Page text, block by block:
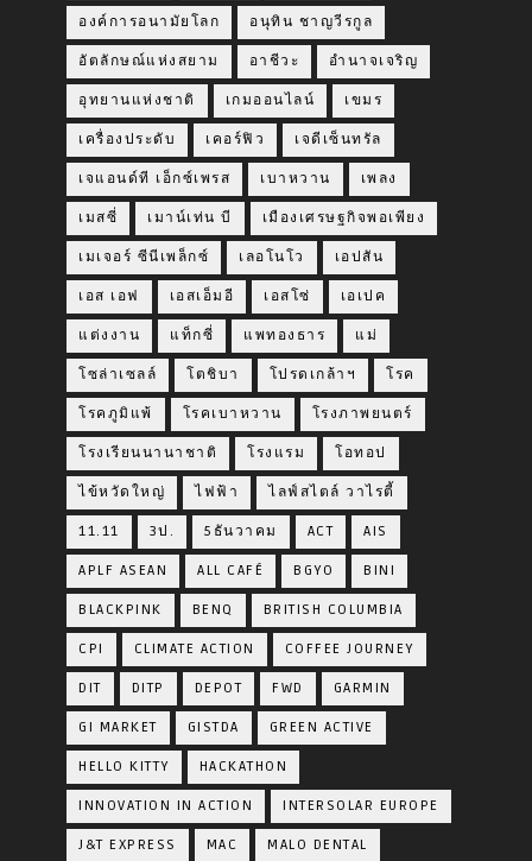
องค์การอนามัยโลก อนุทิน ชาญวีรกูล
อัตลักษณ์แห่งสยาม อาชีวะ อำนาจเจริญ
อุทยานแห่งชาติ เกมออนไลน์ เขมร
เครื่องประดับ เคอร์ฟิว เจดีเซ็นทรัล
เจแอนด์ที เอ็กซ์เพรส เบาหวาน เพลง
เมสซี่ เมาน์เท่น บี เมืองเศรษฐกิจพอเพียง
เมเจอร์ ซีนีเพล็กซ์ เลอโนโว เอปสัน
เอส เอฟ เอสเอ็มอี เอสโซ่ เอเปค
แต่งงาน แท็กซี่ แพทองธาร แม่
โซล่าเซลล์ โตชิบา โปรดเกล้าฯ โรค
โรคภูมิแพ้ โรคเบาหวาน โรงภาพยนตร์
โรงเรียนนานาชาติ โรงแรม โอทอป
ไข้หวัดใหญ่ ไฟฟ้า ไลฟ์สไตล์ วาไรตี้
11.11 3ป. 5ธันวาคม ACT AIS
APLF ASEAN ALL CAFÉ BGYO BINI
BLACKPINK BENQ BRITISH COLUMBIA
CPI CLIMATE ACTION COFFEE JOURNEY
DIT DITP DEPOT FWD GARMIN
GI MARKET GISTDA GREEN ACTIVE
HELLO KITTY HACKATHON
INNOVATION IN ACTION INTERSOLAR EUROPE
J&T EXPRESS MAC MALO DENTAL